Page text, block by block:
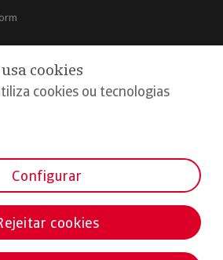
cookies
cookies ou tecnologias
Configurar
cookies